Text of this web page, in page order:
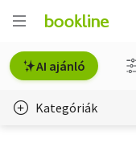
AI ajánló
Kategóriák